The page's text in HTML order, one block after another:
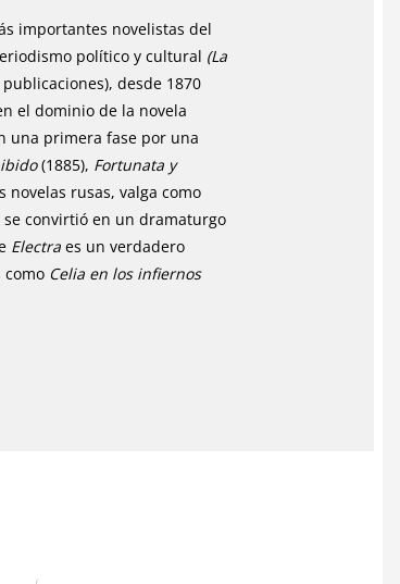
k
importantes novelistas del
político y cultural (La
desde 1870
el dominio de la novela
una primera fase por una
(1885), Fortunata y
novelas rusas, valga como
se convirtió en un dramaturgo
Electraes un verdadero
como Celia en los infiernos